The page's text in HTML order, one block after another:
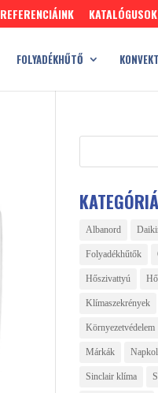
REFERENCIÁINK KATALÓGUSOK
FOLYADÉKHŰTŐ
Albanord
Folyadékhűtők
Hőszivattyú
Klímaszekrények
Környezetvédelem
Márkák
Sinclair klíma